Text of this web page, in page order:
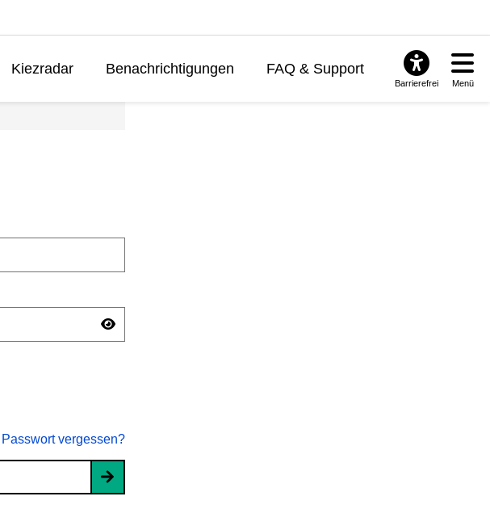
Kiezradar Benachrichtigungen FAQ & Support
Barrierefrei Menü
Passwort vergessen?